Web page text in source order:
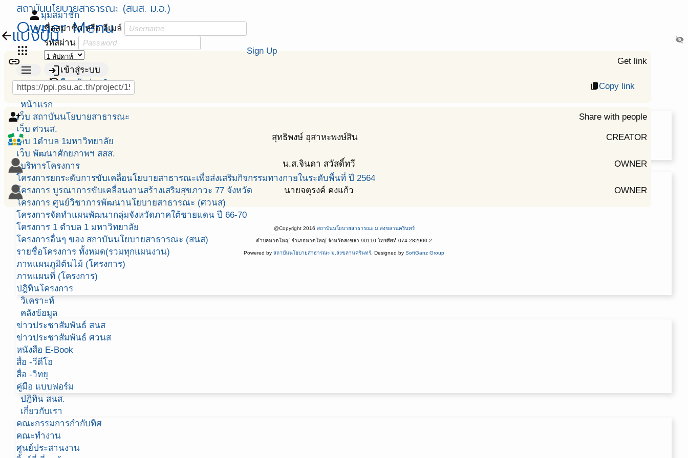
สถาบันนโยบายสาธารณะ (สนส. ม.อ.)
Owner Menu
apps
personมุมสมาชิก
ชื่อสมาชิก หรือ อีเมล์
รหัสผ่าน
visibility_off
loginเข้าสู่ระบบ
restoreลืมรหัสผ่าน?
Sign Up
menu
Menu
หน้าแรก
เว็บ สถาบันนโยบายสาธารณะ
เว็บ ศวนส.
เว็บ 1ตำบล 1มหาวิทยาลัย
เว็บ พัฒนาศักยภาพฯ สสส.
บริหารโครงการ
โครงการยกระดับการขับเคลื่อนโยบายสาธารณะเพื่อส่งเสริมกิจกรรมทางกายในระดับพื้นที่ ปี 2564
โครงการ บูรณาการขับเคลื่อนงานสร้างเสริมสุขภาวะ 77 จังหวัด
โครงการ ศูนย์วิชาการพัฒนานโยบายสาธารณะ (ศวนส)
โครงการจัดทำแผนพัฒนากลุ่มจังหวัดภาคใต้ชายแดน ปี 66-70
โครงการ 1 ตำบล 1 มหาวิทยาลัย
โครงการอื่นๆ ของ สถาบันนโยบายสาธารณะ (สนส)
รายชื่อโครงการ ทั้งหมด(รวมทุกแผนงาน)
ภาพแผนภูมิต้นไม้ (โครงการ)
ภาพแผนที่ (โครงการ)
ปฎิทินโครงการ
วิเคราะห์
คลังข้อมูล
ข่าวประชาสัมพันธ์ สนส
ข่าวประชาสัมพันธ์ ศวนส
หนังสือ E-Book
สื่อ -วีดีโอ
สื่อ -วิทยุ
คู่มือ แบบฟอร์ม
ปฎิทิน สนส.
เกี่ยวกับเรา
คณะกรรมการกำกับทิศ
คณะทำงาน
ศูนย์ประสานงาน
arrow_backแบ่งปัน
link Get link
content_copyCopy link
person_add_alt Share with people
สุทธิพงษ์ อุสาหะพงษ์สิน CREATOR
น.ส.จินดา สวัสดิ์ทวี OWNER
นายจตุรงค์ คงแก้ว OWNER
@Copyright 2016 สถาบันนโยบายสาธารณะ ม.สงขลานครินทร์
ตำบลหาดใหญ่ อำเภอหาดใหญ่ จังหวัดสงขลา 90110 โทรศัพท์ 074-282900-2
Powered by สถาบันนโยบายสาธารณะ ม.สงขลานครินทร์ . Designed by SoftGanz Group